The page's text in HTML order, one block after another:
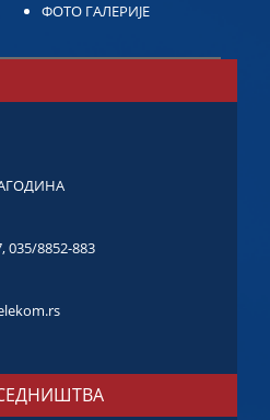
ФОТО ГАЛЕРИЈЕ
,035/8852-883